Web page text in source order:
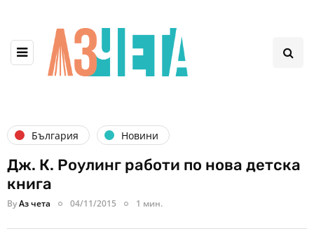
България Новини
Дж. К. Роулинг работи по нова детска
книга
ByАз чета 04/11/2015 1 мин.